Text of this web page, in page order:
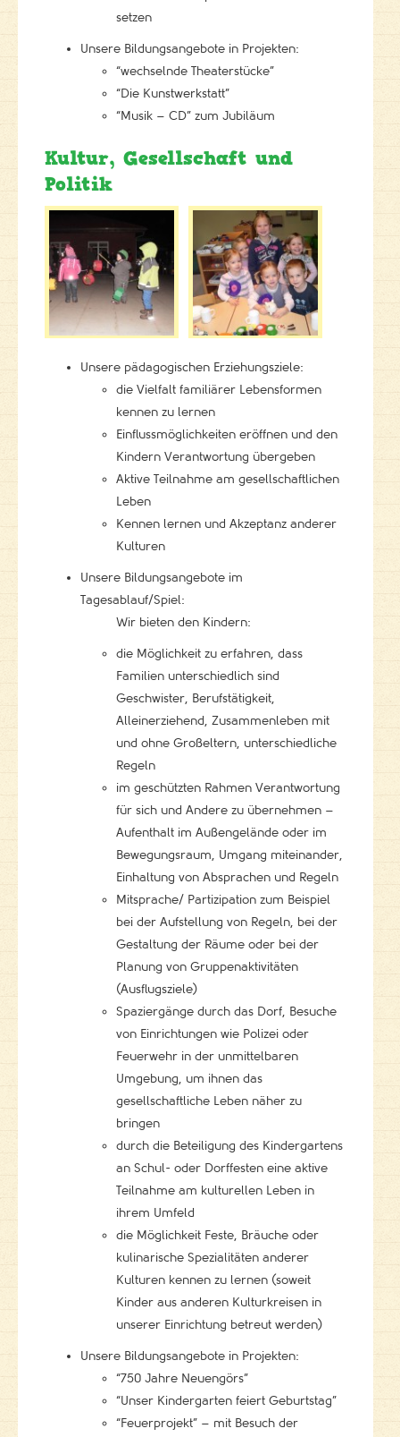
setzen
Unsere Bildungsangebote in Projekten:
“wechselnde Theaterstücke”
“Die Kunstwerkstatt”
“Musik – CD” zum Jubiläum
Kultur, Gesellschaft und
Politik
Unsere pädagogischen Erziehungsziele:
die Vielfalt familiärer Lebensformen
kennen zu lernen
Einflussmöglichkeiten eröffnen und den
Kindern Verantwortung übergeben
Aktive Teilnahme am gesellschaftlichen
Leben
Kennen lernen und Akzeptanz anderer
Kulturen
Unsere Bildungsangebote im
Tagesablauf/Spiel:
Wir bieten den Kindern:
die Möglichkeit zu erfahren, dass
Familien unterschiedlich sind
Geschwister, Berufstätigkeit,
Alleinerziehend, Zusammenleben mit
und ohne Großeltern, unterschiedliche
Regeln
im geschützten Rahmen Verantwortung
für sich und Andere zu übernehmen –
Aufenthalt im Außengelände oder im
Bewegungsraum, Umgang miteinander,
Einhaltung von Absprachen und Regeln
Mitsprache/ Partizipation zum Beispiel
bei der Aufstellung von Regeln, bei der
Gestaltung der Räume oder bei der
Planung von Gruppenaktivitäten
(Ausflugsziele)
Spaziergänge durch das Dorf, Besuche
von Einrichtungen wie Polizei oder
Feuerwehr in der unmittelbaren
Umgebung, um ihnen das
gesellschaftliche Leben näher zu
bringen
durch die Beteiligung des Kindergartens
an Schul- oder Dorffesten eine aktive
Teilnahme am kulturellen Leben in
ihrem Umfeld
die Möglichkeit Feste, Bräuche oder
kulinarische Spezialitäten anderer
Kulturen kennen zu lernen (soweit
Kinder aus anderen Kulturkreisen in
unserer Einrichtung betreut werden)
Unsere Bildungsangebote in Projekten:
“750 Jahre Neuengörs”
“Unser Kindergarten feiert Geburtstag”
“Feuerprojekt” – mit Besuch der